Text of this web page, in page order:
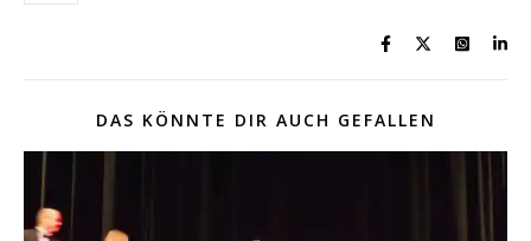
DAS KÖNNTE DIR AUCH GEFALLEN